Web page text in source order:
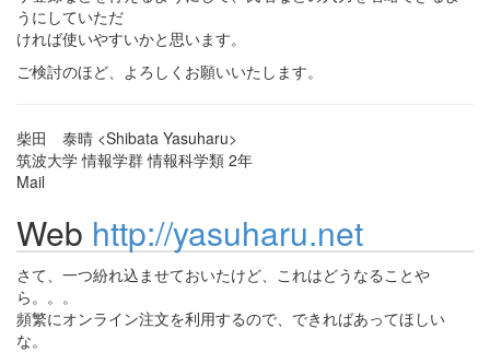
うにしていただ
ければ使いやすいかと思います。
ご検討のほど、よろしくお願いいたします。
柴田 泰晴 <Shibata Yasuharu>
筑波大学 情報学群 情報科学類 2年
Mail
Web http://yasuharu.net
さて、一つ紛れ込ませておいたけど、これはどうなることや
ら。。。
頻繁にオンライン注文を利用するので、できればあってほしい
な。